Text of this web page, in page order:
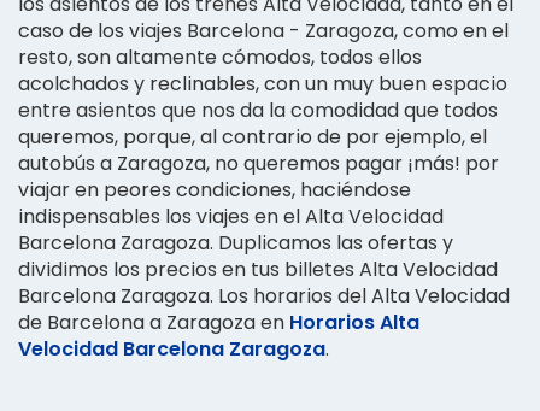
caso de los viajes Barcelona - Zaragoza, como en el
resto, son altamente cómodos, todos ellos
acolchados y reclinables, con un muy buen espacio
entre asientos que nos da la comodidad que todos
queremos, porque, al contrario de por ejemplo, el
autobús a Zaragoza, no queremos pagar ¡más! por
viajar en peores condiciones, haciéndose
indispensables los viajes en el Alta Velocidad
Barcelona Zaragoza. Duplicamos las ofertas y
dividimos los precios en tus billetes Alta Velocidad
Barcelona Zaragoza. Los horarios del Alta Velocidad
de Barcelona a Zaragoza en Horarios Alta
Velocidad Barcelona Zaragoza.